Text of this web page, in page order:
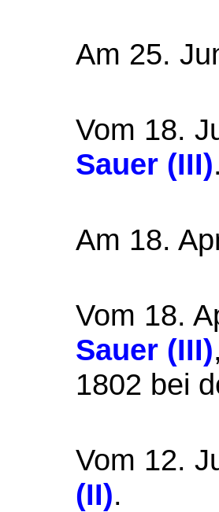
Am 25.
Vom 18.
Sauer (III).
Am 18.
Vom 18.
Sauer (III)
1802 bei
Vom 12.
(II).